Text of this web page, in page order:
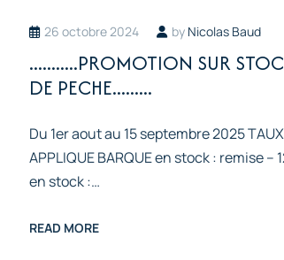
26 octobre 2024 by Nicolas Baud
...........PROMOTION SUR
DE PECHE.........
Du 1er aout au 15 septembre 2025 TAUX
APPLIQUE BARQUE en stock : remise –
en stock :…
READ MORE